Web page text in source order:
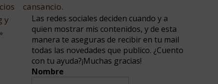
y
cansancio.
Las redes sociales deciden cuando y a
quien mostrar mis contenidos, y de esta
manera te aseguras de recibir en tu mail
todas las novedades que publico. ¿Cuento
con tu ayuda?¡Muchas gracias!
Nombre